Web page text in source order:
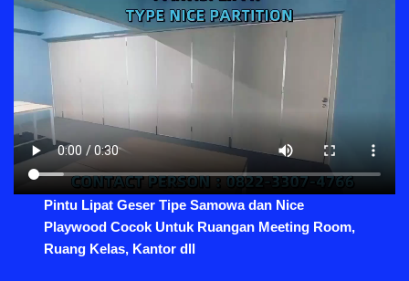
Pintu Lipat Geser Tipe Samowa dan Nice
Playwood Cocok Untuk Ruangan Meeting Room,
Ruang Kelas, Kantor dll